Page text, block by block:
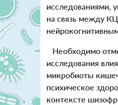
исследованиями,
на связь между
Необходимо
исследования
микробиоты
психическое
контексте